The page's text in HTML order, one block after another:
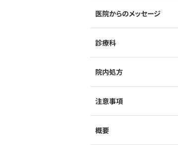
医院からのメッセージ
診療科
院内処方
注意事項
概要